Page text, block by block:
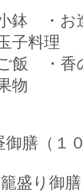
・お造
料理
・香の
御膳（１
盛り御